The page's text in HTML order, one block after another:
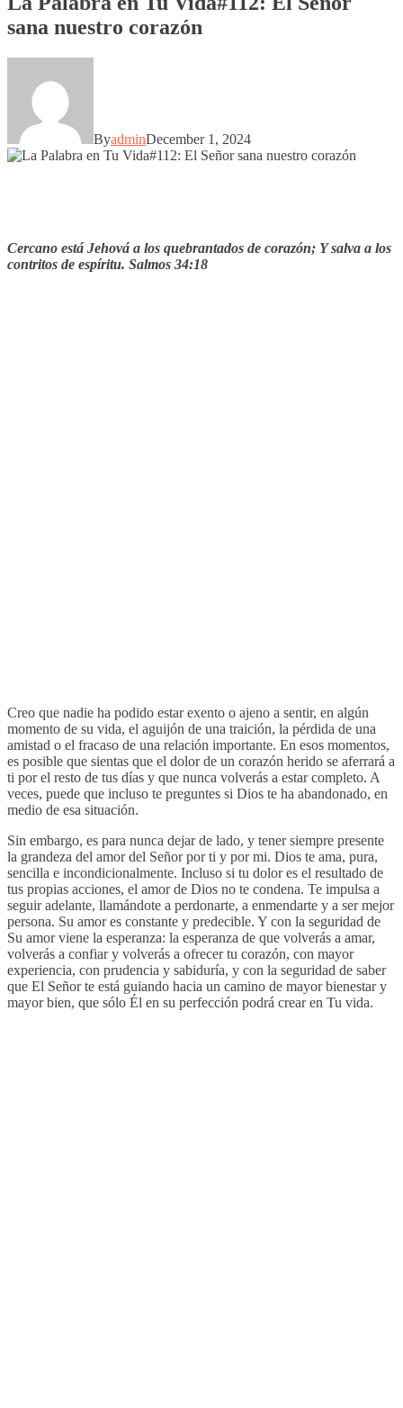
sana nuestro corazón
ByadminDecember 1, 2024
Cercano está Jehová a los quebrantados de corazón; Y salva a los
contritos de espíritu. Salmos 34:18
Creo que nadie ha podido estar exento o ajeno a sentir, en algún
momento de su vida, el aguijón de una traición, la pérdida de una
amistad o el fracaso de una relación importante. En esos momentos,
es posible que sientas que el dolor de un corazón herido se aferrará a
ti por el resto de tus días y que nunca volverás a estar completo. A
veces, puede que incluso te preguntes si Dios te ha abandonado, en
medio de esa situación.
Sin embargo, es para nunca dejar de lado, y tener siempre presente
la grandeza del amor del Señor por ti y por mi. Dios te ama, pura,
sencilla e incondicionalmente. Incluso si tu dolor es el resultado de
tus propias acciones, el amor de Dios no te condena. Te impulsa a
seguir adelante, llamándote a perdonarte, a enmendarte y a ser mejor
persona. Su amor es constante y predecible. Y con la seguridad de
Su amor viene la esperanza: la esperanza de que volverás a amar,
volverás a confiar y volverás a ofrecer tu corazón, con mayor
experiencia, con prudencia y sabiduría, y con la seguridad de saber
que El Señor te está guiando hacia un camino de mayor bienestar y
mayor bien, que sólo Él en su perfección podrá crear en Tu vida.